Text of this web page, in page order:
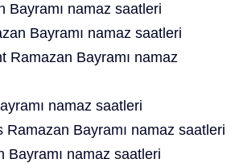
Bayramı namaz saatleri
Bayramı namaz saatleri
Ramazan Bayramı namaz
namaz saatleri
Ramazan Bayramı namaz saatleri
Bayramı namaz saatleri